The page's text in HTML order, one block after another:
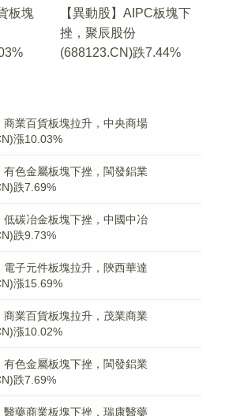
板塊
【異動股】AIPC板塊下
挫，聚辰股份
(688123.CN)跌7.44%
商業百貨板塊拉升，中央商場
漲10.03%
有色金屬板塊下挫，閩發鋁業
跌7.69%
低碳冶金板塊下挫，中國中冶
跌9.73%
電子元件板塊拉升，陝西華達
漲15.69%
商業百貨板塊拉升，茂業商業
漲10.02%
有色金屬板塊下挫，閩發鋁業
跌7.69%
醫藥商業板塊下挫，瑞康醫藥